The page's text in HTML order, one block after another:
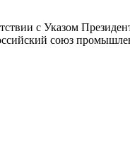
с Указом
союз